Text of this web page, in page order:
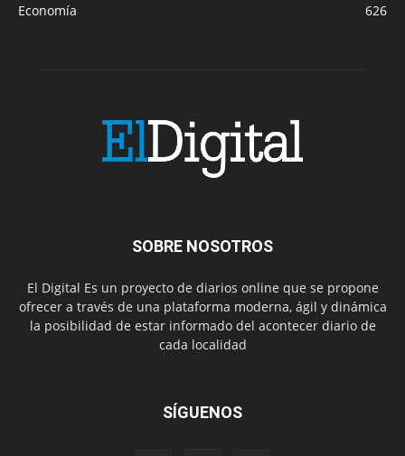
Economía
626
SOBRE NOSOTROS
El Digital Es un proyecto de diarios online que se propone
ofrecer a través de una plataforma moderna, ágil y dinámica
la posibilidad de estar informado del acontecer diario de
cada localidad
SÍGUENOS